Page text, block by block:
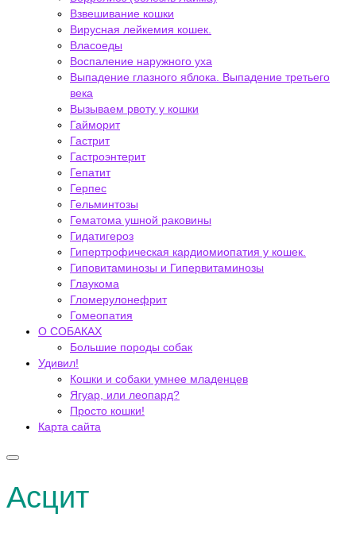
Взвешивание кошки
Вирусная лейкемия кошек.
Власоеды
Воспаление наружного уха
Выпадение глазного яблока. Выпадение третьего
века
Вызываем рвоту у кошки
Гайморит
Гастрит
Гастроэнтерит
Гепатит
Герпес
Гельминтозы
Гематома ушной раковины
Гидатигероз
Гипертрофическая кардиомиопатия у кошек.
Гиповитаминозы и Гипервитаминозы
Глаукома
Гломерулонефрит
Гомеопатия
О СОБАКАХ
Большие породы собак
Удивил!
Кошки и собаки умнее младенцев
Ягуар, или леопард?
Просто кошки!
Карта сайта
Асцит